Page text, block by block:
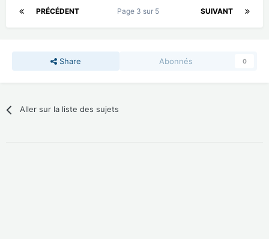
PRÉCÉDENT SUIVANT
Page 3 sur 5
Share Abonnés 0
Aller sur la liste des sujets